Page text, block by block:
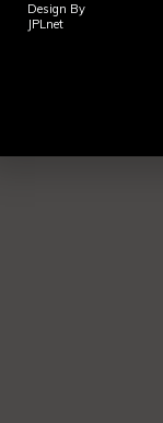
Design By
JPLnet